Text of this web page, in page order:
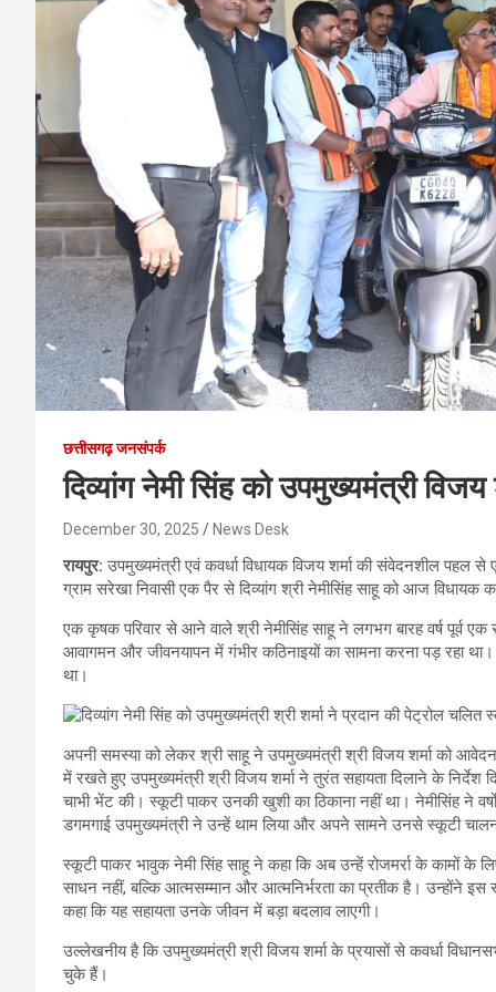
छत्तीसगढ़ जनसंपर्क
दिव्यांग नेमी सिंह को उपमुख्यमंत्री
December 30, 2025 News Desk
रायपुर:उपमुख्यमंत्री एवं कवर्धा विधायक विजय शर्मा की संवेदनशील पहल से
ग्राम सरेखा निवासी एक पैर से दिव्यांग श्री नेमीसिंह साहू को आज विधायक
एक कृषक परिवार से आने वाले श्री नेमीसिंह साहू ने लगभग बारह वर्ष पूर्व
आवागमन और जीवनयापन में गंभीर कठिनाइयों का सामना करना पड़ रहा
था।
अपनी समस्या को लेकर श्री साहू ने उपमुख्यमंत्री श्री विजय शर्मा को
में रखते हुए उपमुख्यमंत्री श्री विजय शर्मा ने तुरंत सहायता दिलाने के
चाभी भेंट की। स्कूटी पाकर उनकी खुशी का ठिकाना नहीं था। नेमीसिंह ने
डगमगाई उपमुख्यमंत्री ने उन्हें थाम लिया और अपने सामने उनसे स्कूटी
स्कूटी पाकर भावुक नेमी सिंह साहू ने कहा कि अब उन्हें रोजमर्रा के कामों
साधन नहीं, बल्कि आत्मसम्मान और आत्मनिर्भरता का प्रतीक है। उन्होंने
कहा कि यह सहायता उनके जीवन में बड़ा बदलाव लाएगी।
उल्लेखनीय है कि उपमुख्यमंत्री श्री विजय शर्मा के प्रयासों से कवर्धा
चुके हैं।